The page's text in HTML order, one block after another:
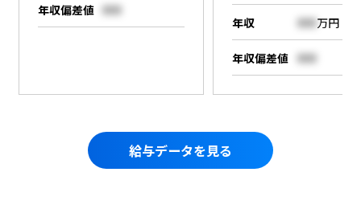
年収偏差値 000
年収 000万円
年収偏差値 000
給与データを見る